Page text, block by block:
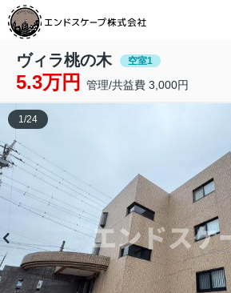
ヴィラ桃の木 空室1
5.3万円 管理/共益費 3,000円
1/24